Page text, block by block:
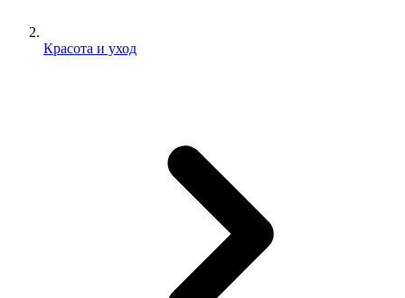
Красота и уход